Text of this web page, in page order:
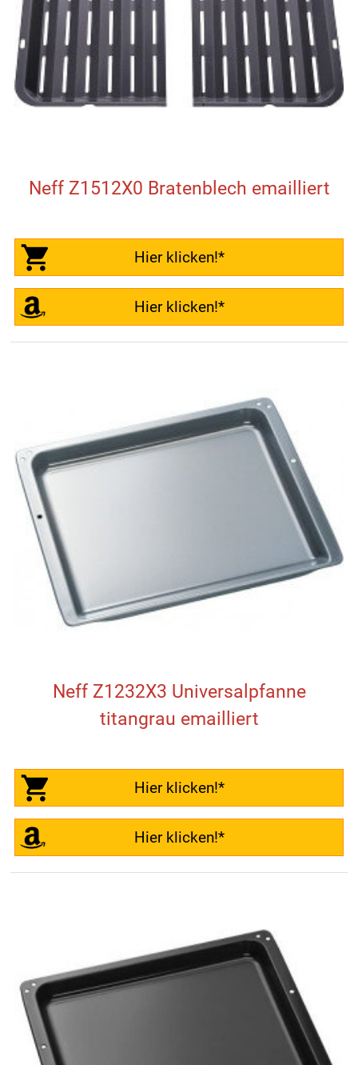
Neff Z1512X0 Bratenblech emailliert
Hier klicken!*
Hier klicken!*
Neff Z1232X3 Universalpfanne
titangrau emailliert
Hier klicken!*
Hier klicken!*